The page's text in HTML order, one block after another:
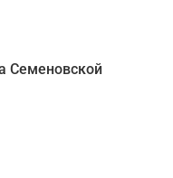
Семеновской